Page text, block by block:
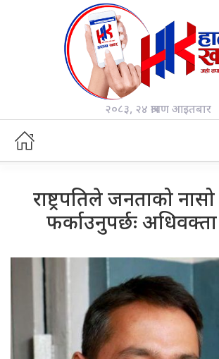
२०८३, २४ श्रावण आइतबार
राष्ट्रपतिले जनताको
फर्काउनुपर्छः